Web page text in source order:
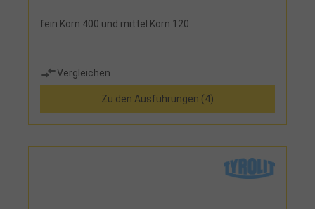
fein Korn 400 und mittel Korn 120
Vergleichen
Zu den Ausführungen (4)